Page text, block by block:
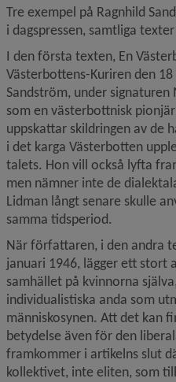
Tre exempel på Ragnhild
i dagspressen, samtliga
I den första texten, En
Västerbottens-Kuriren den
Sandström, under
som en västerbottnisk
uppskattar skildringen av de
i det karga Västerbotten
talets. Hon vill också lyfta
men nämner inte de
Lidman långt senare skulle
samma tidsperiod.
När författaren, i den andra
januari 1946, lägger ett stort
samhället på kvinnorna
individualistiska anda som
människosynen. Att det kan
betydelse även för den
framkommer i artikelns slut
kollektivet, inte eliten, som